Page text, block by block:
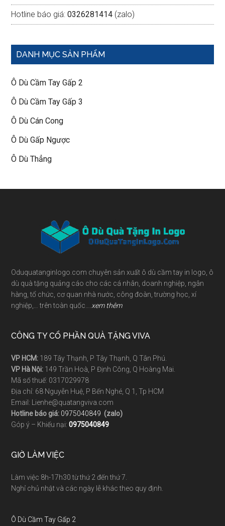
Hotline báo giá:0326281414 (zalo)
DANH MỤC SẢN PHẨM
Ô Dù Cầm Tay Gấp 2
Ô Dù Cầm Tay Gấp 3
Ô Dù Cán Cong
Ô Dù Gấp Ngược
Ô Dù Thẳng
Footer
Oduquatanginlogo.com chuyên sản xuất ô dù cầm tay in logo, ô
dù quà tặng quảng cáo cho các cá nhân, doanh nghiệp, ngân
hàng, tổ chức, cơ quan nhà nước, công đoàn, trường học, xí
nghiệp,… trên toàn quốc…. xem thêm
CÔNG TY CỔ PHẦN QUÀ TẶNG VIVA
VP HCM: 189 Tây Thạnh, P Tây Thạnh, Q Tân Phú.
VP Hà Nội: 149 Trần Hoà, P Định Công, Q Hoàng Mai.
Mã số thuế: 0317029978
Địa chỉ: 68 Nguyễn Huệ, P Bến Nghé, Q 1, Tp HCM
Email: Lienhe@quatangviva.com
Hotline báo giá: 0975040849 (zalo)
Góp ý – Khiếu nại:0975040849
GIỜ LÀM VIỆC
Làm việc 8h-17h30 từ thứ 2 đến thứ 7.
Nghỉ chủ nhật và các ngày lễ khác theo quy định.
Ô Dù Cầm Tay Gấp 2